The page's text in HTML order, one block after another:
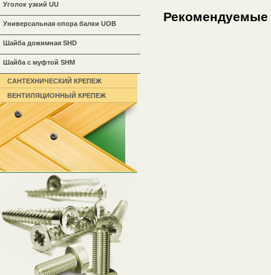
Уголок узкий UU
Универсальная опора балки UOB
Шайба дожимная SHD
Шайба с муфтой SHM
САНТЕХНИЧЕСКИЙ КРЕПЕЖ
ВЕНТИЛЯЦИОННЫЙ КРЕПЕЖ